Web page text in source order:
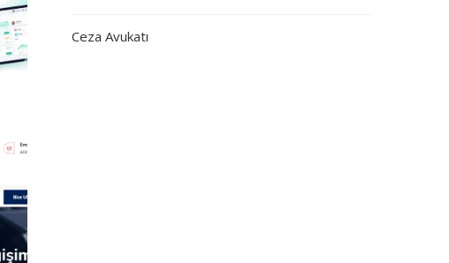
Ceza Avukatı